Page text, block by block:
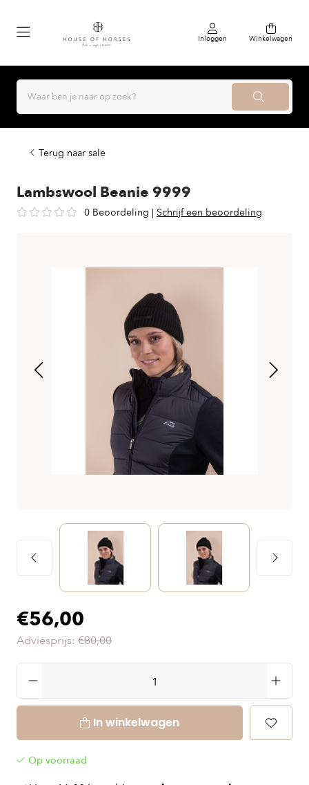
Inloggen Winkelwagen
Terug naar sale
Lambswool Beanie 9999
0 Beoordeling | Schrijf een beoordeling
€56,00
Adviesprijs: €80,00
In winkelwagen
Op voorraad